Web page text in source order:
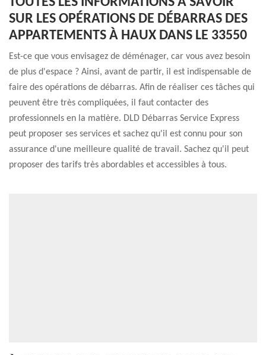
SUR LES OPÉRATIONS DE DÉBARRAS DES
APPARTEMENTS À HAUX DANS LE 33550
Est-ce que vous envisagez de déménager, car vous avez besoin
de plus d'espace ? Ainsi, avant de partir, il est indispensable de
faire des opérations de débarras. Afin de réaliser ces tâches qui
peuvent être très compliquées, il faut contacter des
professionnels en la matière. DLD Débarras Service Express
peut proposer ses services et sachez qu'il est connu pour son
assurance d'une meilleure qualité de travail. Sachez qu'il peut
proposer des tarifs très abordables et accessibles à tous.